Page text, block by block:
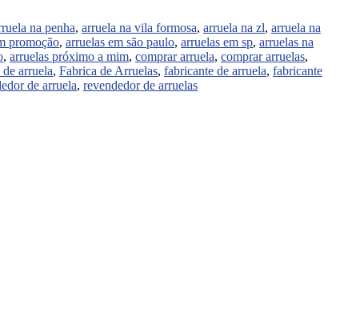
na penha, arruela na vila formosa, arruela na zl, arruela na
promoção, arruelas em são paulo, arruelas em sp, arruelas na
, arruelas próximo a mim, comprar arruela, comprar arruelas,
arruela, Fabrica de Arruelas, fabricante de arruela, fabricante
de arruela, revendedor de arruelas